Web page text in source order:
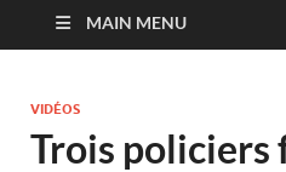
MAIN MENU
VIDÉOS
Trois policiers